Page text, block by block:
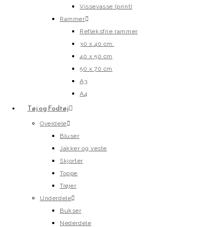
Vissevasse (print)
Rammer
Refleksfrie rammer
30 x 40 cm.
40 x 50 cm
50 x 70 cm
A3
A4
Tøj og Fodtøj
Overdele
Bluser
Jakker og veste
Skjorter
Toppe
Trøjer
Underdele
Bukser
Nederdele